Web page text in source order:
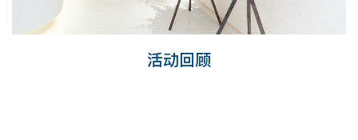
活动回顾